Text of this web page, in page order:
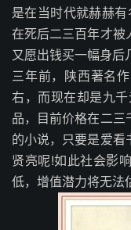
是在当时代就赫赫
在死后二三百年才被
又愿出钱买一幅身后
三年前，陕西著名
右，而现在却是九
品，目前价格在二三
的小说，只要是爱看
贤亮呢!如此社会影
低，增值潜力将无法